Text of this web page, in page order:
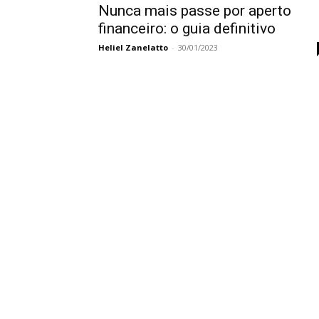
Nunca mais passe por aperto
financeiro: o guia definitivo
Heliel Zanelatto - 30/01/2023